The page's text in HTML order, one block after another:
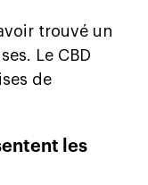
trouvé un
Le CBD
de
les